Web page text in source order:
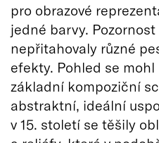
pro obrazové
jedné barvy.
nepřitahovaly různé
efekty. Pohled se
základní kompoziční
abstraktní, ideální
v 15. století se těšily